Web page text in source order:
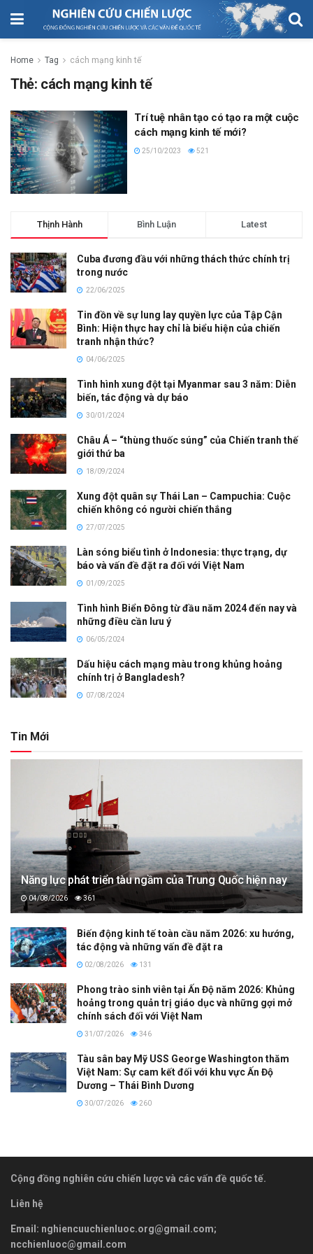
Home Tag cách mạng kinh tế
Thẻ: cách mạng kinh tế
Trí tuệ nhân tạo có tạo ra một cuộc
cách mạng kinh tế mới?
25/10/2023 521
Thịnh Hành Bình Luận Latest
Cuba đương đầu với những thách thức chính trị
trong nước
22/06/2025
Tin đồn về sự lung lay quyền lực của Tập Cận
Bình: Hiện thực hay chỉ là biểu hiện của chiến
tranh nhận thức?
04/06/2025
Tình hình xung đột tại Myanmar sau 3 năm: Diễn
biến, tác động và dự báo
30/01/2024
Châu Á – “thùng thuốc súng” của Chiến tranh thế
giới thứ ba
18/09/2024
Xung đột quân sự Thái Lan – Campuchia: Cuộc
chiến không có người chiến thắng
27/07/2025
Làn sóng biểu tình ở Indonesia: thực trạng, dự
báo và vấn đề đặt ra đối với Việt Nam
01/09/2025
Tình hình Biển Đông từ đầu năm 2024 đến nay và
những điều cần lưu ý
06/05/2024
Dấu hiệu cách mạng màu trong khủng hoảng
chính trị ở Bangladesh?
07/08/2024
Tin Mới
Năng lực phát triển tàu ngầm của Trung Quốc hiện nay
04/08/2026 361
Biến động kinh tế toàn cầu năm 2026: xu hướng,
tác động và những vấn đề đặt ra
02/08/2026 131
Phong trào sinh viên tại Ấn Độ năm 2026: Khủng
hoảng trong quản trị giáo dục và những gợi mở
chính sách đối với Việt Nam
31/07/2026 346
Tàu sân bay Mỹ USS George Washington thăm
Việt Nam: Sự cam kết đối với khu vực Ấn Độ
Dương – Thái Bình Dương
30/07/2026 260
Cộng đồng nghiên cứu chiến lược và các vấn đề quốc tế.
Liên hệ
Email: nghiencuuchienluoc.org@gmail.com;
ncchienluoc@gmail.com